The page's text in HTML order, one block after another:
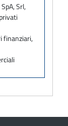
Srl,
finanziari,